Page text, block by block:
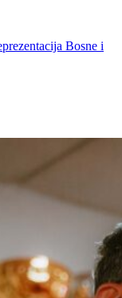
Bosne i